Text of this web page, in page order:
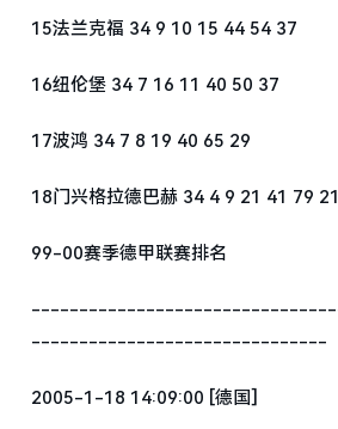
15法兰克福 34 9 10 15 44 54 37
16纽伦堡 34 7 16 11 40 50 37
17波鸿 34 7 8 19 40 65 29
18门兴格拉德巴赫 34 4 9 21 41 79 21
99-00赛季德甲联赛排名
-------------------------------
2005-1-18 14:09:00 [德国]